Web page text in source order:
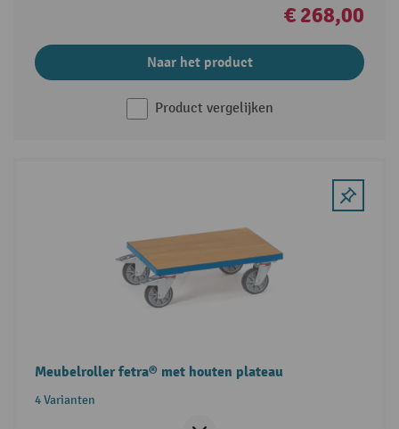
€ 268,00
Naar het product
Product vergelijken
Meubelroller fetra® met houten plateau
4 Varianten